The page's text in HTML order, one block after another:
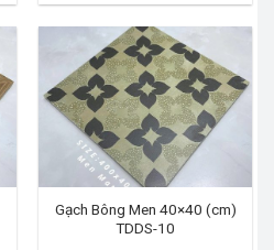
Gạch Bông Men 40×40 (cm)
TDDS-10